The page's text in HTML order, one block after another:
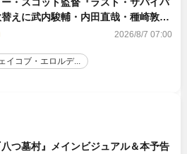
えに武内駿輔・内田直哉・種崎敦
和彦ら豪華声優陣が集結！2026/8/7 07:00
イコブ・エロルデ...
つ墓村』メインビジュアル＆本予告